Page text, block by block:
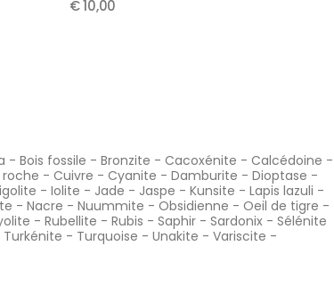
€ 10,00
- Bois fossile - Bronzite - Cacoxénite - Calcédoine -
- Cuivre - Cyanite - Damburite - Dioptase -
- Iolite - Jade - Jaspe - Kunsite - Lapis lazuli -
- Nacre - Nuummite - Obsidienne - Oeil de tigre -
- Rubellite - Rubis - Saphir - Sardonix - Sélénite
Turkénite - Turquoise - Unakite - Variscite -